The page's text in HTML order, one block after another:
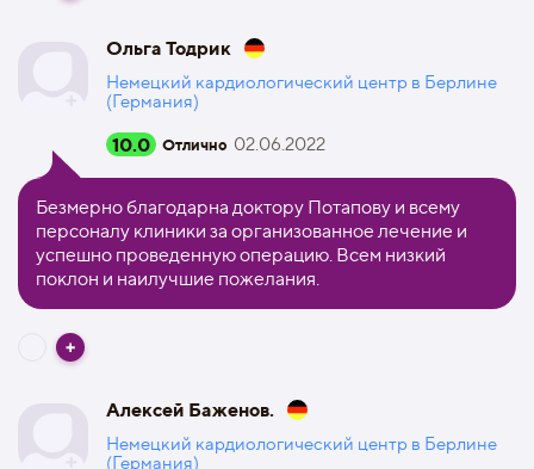
Ольга Тодрик
Немецкий кардиологический центр в Берлине
(Германия)
10.0 Отлично 02.06.2022
Безмерно благодарна доктору Потапову и всему
персоналу клиники за организованное лечение и
успешно проведенную операцию. Всем низкий
поклон и наилучшие пожелания.
Алексей Баженов.
Немецкий кардиологический центр в Берлине
(Германия)